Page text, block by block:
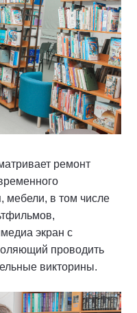
ремонт
мебели, в том числе
экран с
проводить
викторины.